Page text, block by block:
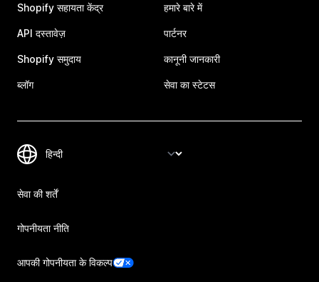
Shopify सहायता केंद्र
API दस्तावेज़
Shopify समुदाय
ब्लॉग
हमारे बारे में
पार्टनर
कानूनी जानकारी
सेवा का स्टेटस
सेवा की शर्तें
गोपनीयता नीति
आपकी गोपनीयता के विकल्प